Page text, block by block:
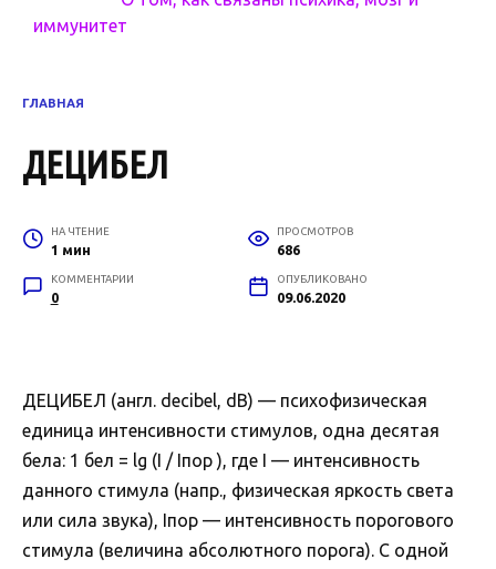
иммунитет
ГЛАВНАЯ
ДЕЦИБЕЛ
НА ЧТЕНИЕ
1 мин
ПРОСМОТРОВ
686
КОММЕНТАРИИ
0
ОПУБЛИКОВАНО
09.06.2020
ДЕЦИБЕЛ (англ. decibel, dB) — психофизическая
единица интенсивности стимулов, одна десятая
бела: 1 бел = lg (I / Iпор ), где I — интенсивность
данного стимула (напр., физическая яркость света
или сила звука), Iпор — интенсивность порогового
стимула (величина абсолютного порога). С одной